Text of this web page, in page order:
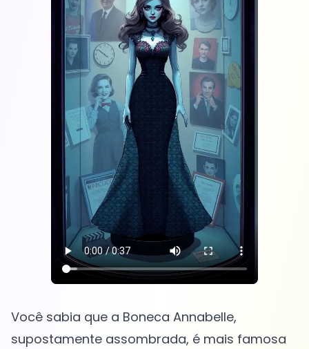
Você sabia que a Boneca Annabelle,
supostamente assombrada, é mais famosa